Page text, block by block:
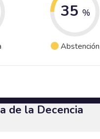
35 %
Abstención
de la Decencia